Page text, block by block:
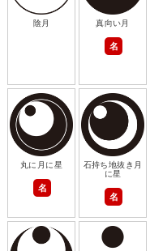
陰月 真向い月
名
丸に月に星
名
石持ち地抜き月
に星
名